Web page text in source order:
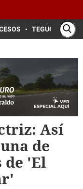
TEGUCIGALPA
Así
de
de 'El